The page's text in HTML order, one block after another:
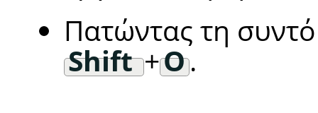
Πατώντας τη
Shift+O.